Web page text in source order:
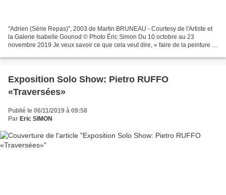
"Adrien (Série Repas)", 2003 de Martin BRUNEAU - Courtesy de l'Artiste et
la Galerie Isabelle Gounod © Photo Éric Simon Du 10 octobre au 23
novembre 2019 Je veux savoir ce que cela veut dire, « faire de la peinture »
Exposition Solo Show: Pietro RUFFO
«Traversées»
Publié le 06/11/2019 à 09:58
Par Eric SIMON